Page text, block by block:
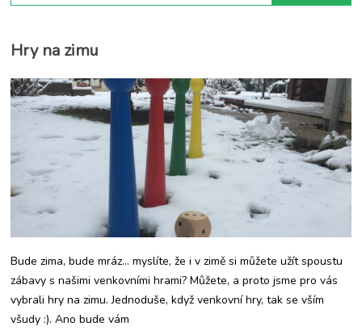
Hry na zimu
Bude zima, bude mráz… myslíte, že i v zimě si můžete užít spoustu
zábavy s našimi venkovními hrami? Můžete, a proto jsme pro vás
vybrali hry na zimu. Jednoduše, když venkovní hry, tak se vším
všudy :). Ano bude vám